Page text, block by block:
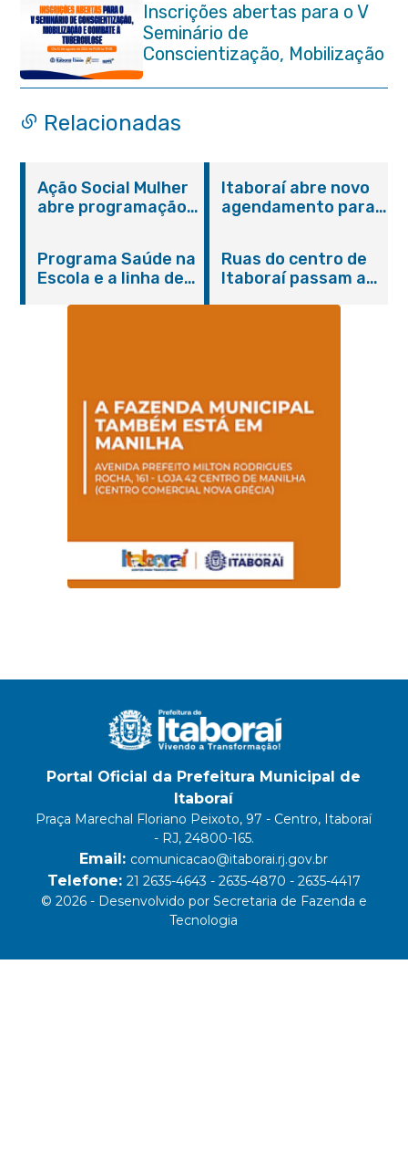
Inscrições abertas para o V
Seminário de
Conscientização, Mobilização
e Combate à Tuberculose em
Itaboraí
Relacionadas
Ação Social Mulher
abre programação
serviços gratuitos e
orientações
Itaboraí abre novo
agendamento para
Programa Saúde na
Escola e a linha de
Magalhães Seabra
Ruas do centro de
Itaboraí passam a
Portal Oficial da Prefeitura Municipal de
Itaboraí
Praça Marechal Floriano Peixoto, 97 - Centro, Itaboraí
- RJ, 24800-165.
Email: comunicacao@itaborai.rj.gov.br
Telefone: 21 2635-4643 - 2635-4870 - 2635-4417
© 2026 - Desenvolvido por Secretaria de Fazenda e
Tecnologia